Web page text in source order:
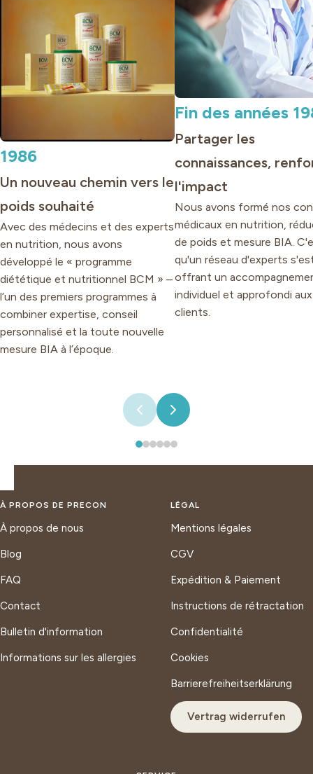
1986
Un nouveau chemin vers le
poids souhaité
Avec des médecins et des experts
en nutrition, nous avons
développé le « programme
diététique et nutritionnel BCM » –
l’un des premiers programmes à
combiner expertise, conseil
personnalisé et la toute nouvelle
mesure BIA à l’époque.
Fin des années
Partager les
connaissances,
l'impact
Nous avons formé nos
médicaux en nutrition,
de poids et mesure BIA.
qu'un réseau d'experts
offrant un
individuel et approfondi aux
clients.
À PROPOS DE PRECON
À propos de nous
Blog
FAQ
Contact
Bulletin d'information
Informations sur les allergies
LÉGAL
Mentions légales
CGV
Expédition & Paiement
Instructions de rétractation
Confidentialité
Cookies
Barrierefreiheitserklärung
Vertrag widerrufen